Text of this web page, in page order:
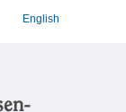
English